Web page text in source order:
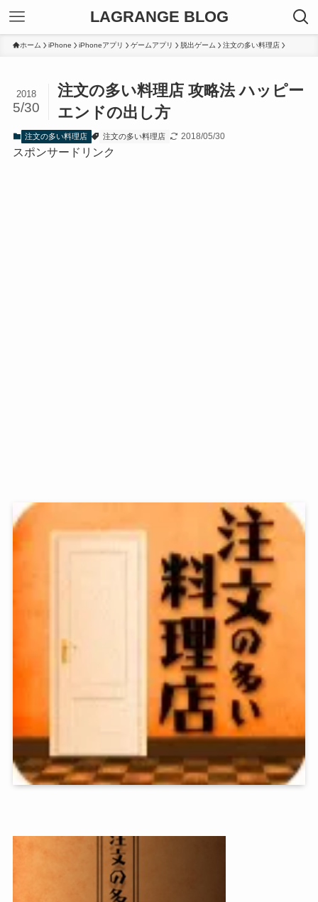
LAGRANGE BLOG
ホーム iPhone iPhoneアプリ ゲームアプリ 脱出ゲーム 注文の多い料理店
注文の多い料理店 攻略法 ハッピー
エンドの出し方
2018
5/30
注文の多い料理店 注文の多い料理店 2018/05/30
スポンサードリンク